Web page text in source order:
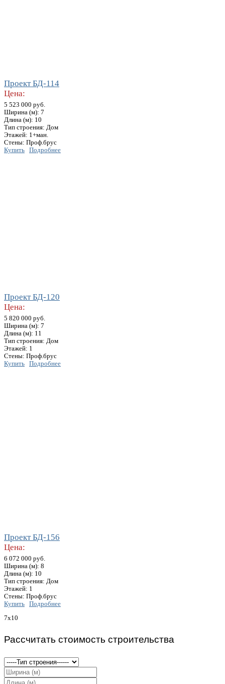
Проект БД-114
Цена:
5 523 000 руб.
Ширина (м): 7
Длина (м): 10
Тип строения: Дом
Этажей: 1+ман.
Стены: Проф.брус
Купить
Подробнее
Проект БД-120
Цена:
5 820 000 руб.
Ширина (м): 7
Длина (м): 11
Тип строения: Дом
Этажей: 1
Стены: Проф.брус
Купить
Подробнее
Проект БД-156
Цена:
6 072 000 руб.
Ширина (м): 8
Длина (м): 10
Тип строения: Дом
Этажей: 1
Стены: Проф.брус
Купить
Подробнее
7x10
Рассчитать стоимость строительства